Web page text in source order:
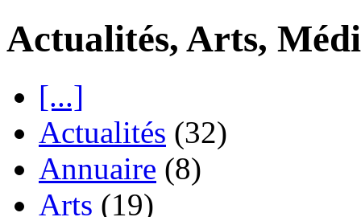
Actualités, Arts,
[...]
Actualités (32)
Annuaire (8)
Arts (19)